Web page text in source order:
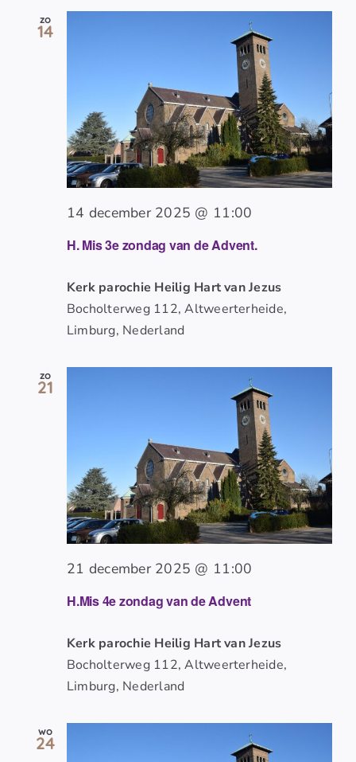
zo
14
H. Mis 3e zondag van de Advent.
14 december 2025 @ 11:00
Kerk parochie Heilig Hart van Jezus
Bocholterweg 112, Altweerterheide,
Limburg, Nederland
zo
21
H.Mis 4e zondag van de Advent
21 december 2025 @ 11:00
Kerk parochie Heilig Hart van Jezus
Bocholterweg 112, Altweerterheide,
Limburg, Nederland
wo
24